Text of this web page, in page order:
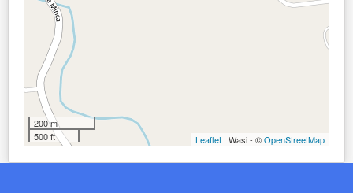
200 m
500 ft
Leaflet | Wasi - ©OpenStreetMap